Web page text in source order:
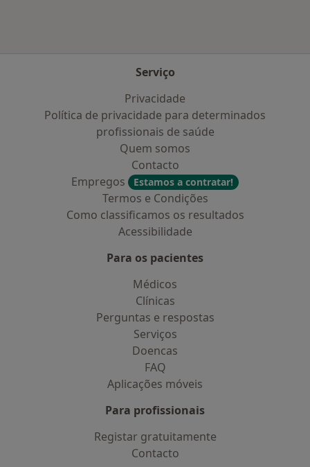
Serviço
Privacidade
Política de privacidade para determinados
profissionais de saúde
Quem somos
Contacto
Empregos
Estamos a contratar!
Termos e Condições
Como classificamos os resultados
Acessibilidade
Para os pacientes
Médicos
Clínicas
Perguntas e respostas
Serviços
Doencas
FAQ
Aplicações móveis
Para profissionais
Registar gratuitamente
Contacto